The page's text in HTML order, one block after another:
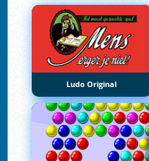
Ludo Original